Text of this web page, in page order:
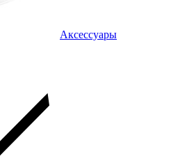
Аксессуары